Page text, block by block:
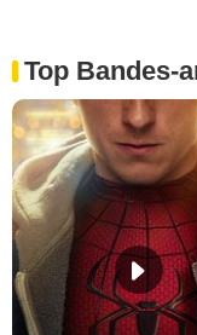
Top Bandes-